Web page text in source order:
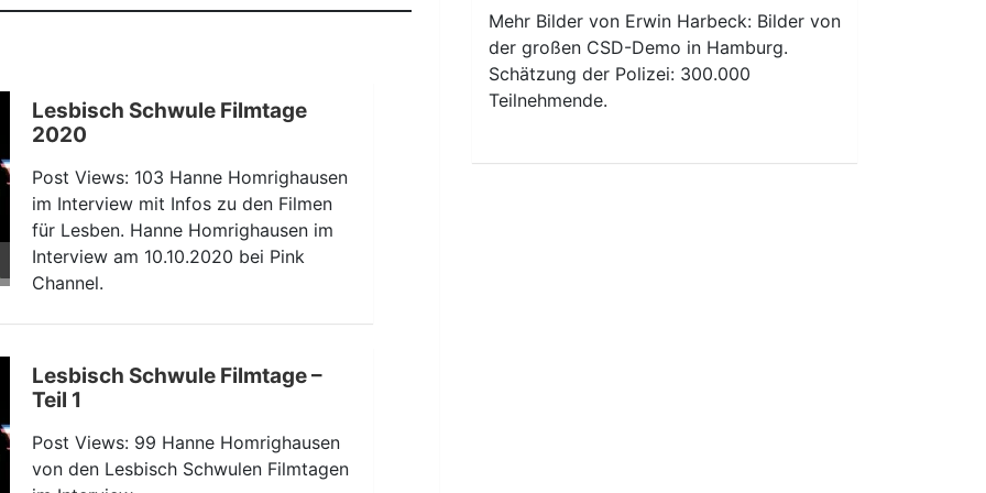
Lesbisch Schwule Filmtage
2020
Post Views: 103 Hanne Homrighausen
im Interview mit Infos zu den Filmen
für Lesben. Hanne Homrighausen im
Interview am 10.10.2020 bei Pink
Channel.
Lesbisch Schwule Filmtage –
Teil 1
Post Views: 99 Hanne Homrighausen
von den Lesbisch Schwulen Filmtagen
Mehr Bilder von Erwin Harbeck: Bilder von
der großen CSD-Demo in Hamburg.
Schätzung der Polizei: 300.000
Teilnehmende.